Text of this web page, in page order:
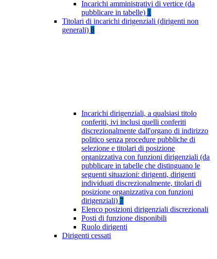
Incarichi amministrativi di vertice (da
pubblicare in tabelle) 1
Titolari di incarichi dirigenziali (dirigenti non
generali) 8
Incarichi dirigenziali, a qualsiasi titolo
conferiti, ivi inclusi quelli conferiti
discrezionalmente dall'organo di indirizzo
politico senza procedure pubbliche di
selezione e titolari di posizione
organizzativa con funzioni dirigenziali (da
pubblicare in tabelle che distinguano le
seguenti situazioni: dirigenti, dirigenti
individuati discrezionalmente, titolari di
posizione organizzativa con funzioni
dirigenziali) 7
Elenco posizioni dirigenziali discrezionali
Posti di funzione disponibili
Ruolo dirigenti
Dirigenti cessati